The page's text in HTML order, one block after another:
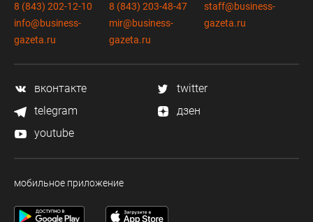
8 (843) 202-12-10
info@business-
gazeta.ru
8 (843) 203-48-47
mir@business-
gazeta.ru
staff@business-
gazeta.ru
вконтакте
twitter
telegram
дзен
youtube
мобильное приложение